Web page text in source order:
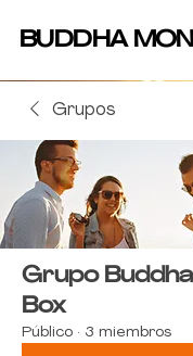
BUDDHA
BUDDHA
Grupos
Grupo
Box
Público · 3 miembros